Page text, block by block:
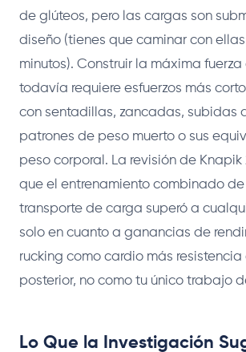
de glúteos, pero las cargas son
diseño (tienes que caminar con
minutos). Construir la máxima fuerza
todavía requiere esfuerzos más
con sentadillas, zancadas, subidas
patrones de peso muerto o sus
peso corporal. La revisión de Knapik
que el entrenamiento combinado
transporte de carga superó a
solo en cuanto a ganancias de
rucking como cardio más
posterior, no como tu único trabajo
Lo Que la Investigación